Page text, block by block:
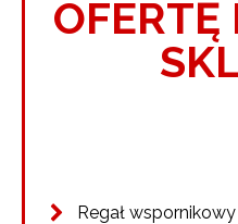
OFERTĘ
Regał